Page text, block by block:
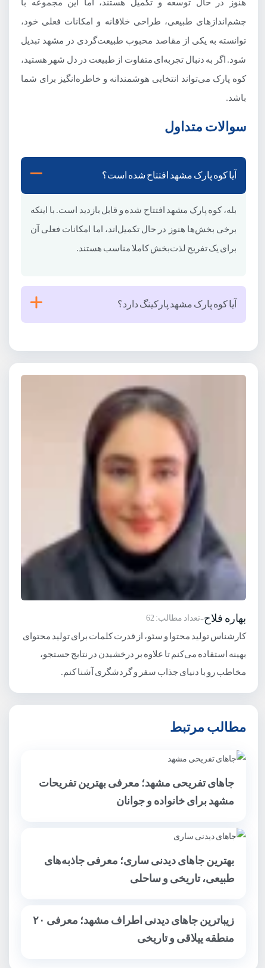
هنوز در حال توسعه و تکمیل هستند، اما این مجموعه با
چشم‌اندازهای طبیعی، طراحی خلاقانه و امکانات فعلی خود،
توانسته به یکی از مقاصد محبوب طبیعت‌گردی در مشهد تبدیل
شود. اگر به دنبال تجربه‌ای متفاوت از طبیعت در دل شهر هستید،
کوه پارک می‌تواند انتخابی هوشمندانه و خاطره‌انگیز برای شما
باشد.
سوالات متداول
آیا کوه پارک مشهد افتتاح شده است؟
بله، کوه پارک مشهد افتتاح شده و قابل بازدید است. با اینکه
برخی بخش‌ها هنوز در حال تکمیل‌اند، اما امکانات فعلی آن
برای یک تفریح لذت‌بخش کاملا مناسب هستند.
آیا کوه پارک مشهد پارکینگ دارد؟
بهاره فلاح-تعداد مطالب: 62
کارشناس تولید محتوا و سئو، از قدرت کلمات برای تولید محتوای
بهینه استفاده می‌کنم تا علاوه بر درخشیدن در نتایج جستجو،
مخاطب رو با دنیای جذاب سفر و گردشگری آشنا کنم.
مطالب مرتبط
جاهای تفریحی مشهد؛ معرفی بهترین تفریحات
مشهد برای خانواده و جوانان
بهترین جاهای دیدنی ساری؛ معرفی جاذبه‌های
طبیعی، تاریخی و ساحلی
زیباترین جاهای دیدنی اطراف مشهد؛ معرفی ۲۰
منطقه ییلاقی و تاریخی